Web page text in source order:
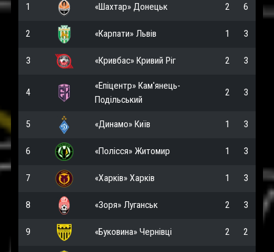
1 «Шахтар» Донецьк 2 6
2 «Карпати» Львів 1 3
3 «Кривбас» Кривий Ріг 2 3
4
«Епіцентр» Кам'янець-
Подільський
2 3
5 «Динамо» Київ 1 3
6 «Полісся» Житомир 1 3
7 «Харків» Харків 1 3
8 «Зоря» Луганськ 2 3
9 «Буковина» Чернівці 2 2